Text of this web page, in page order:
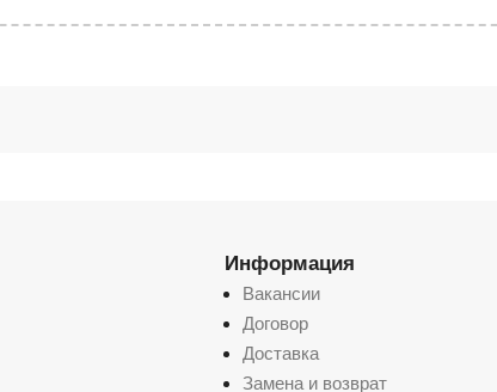
Информация
Вакансии
Договор
Доставка
Замена и возврат